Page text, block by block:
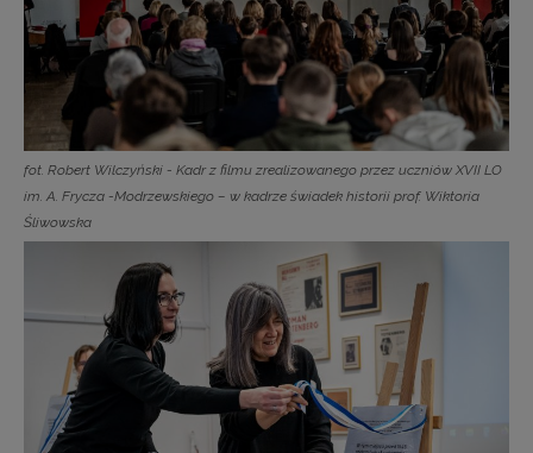
fot. Robert Wilczyński - Kadr z filmu zrealizowanego przez uczniów XVII LO
im. A. Frycza -Modrzewskiego – w kadrze świadek historii prof. Wiktoria
Śliwowska